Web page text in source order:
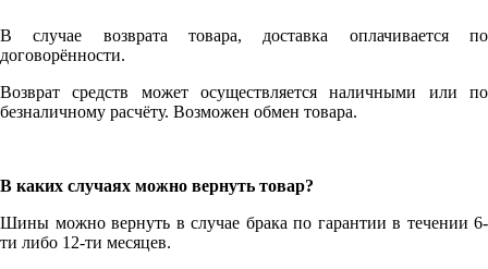
В случае возврата товара, доставка оплачивается по
договорённости.
Возврат средств может осуществляется наличными или по
безналичному расчёту. Возможен обмен товара.
В каких случаях можно вернуть товар?
Шины можно вернуть в случае брака по гарантии в течении 6-
ти либо 12-ти месяцев.